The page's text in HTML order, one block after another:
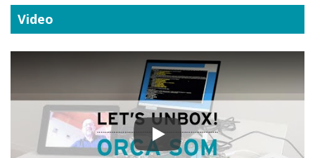
Video
Play